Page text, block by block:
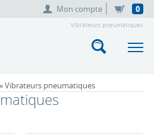
Mon compte 0
Vibrateurs pneumatiques
» Vibrateurs pneumatiques